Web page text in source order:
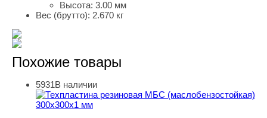
Высота: 3.00 мм
Вес (брутто): 2.670 кг
Похожие товары
Техпластина резиновая МБС (маслобензостойкая)
5931В наличии